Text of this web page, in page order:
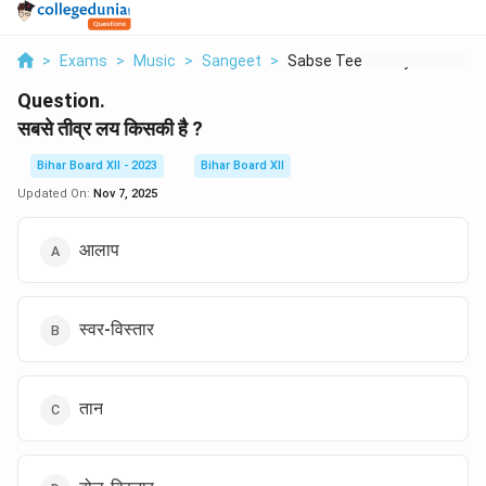
> Exams > Music > Sangeet > Sabse Teevra Lay Kis...
Question.
सबसे तीव्र लय किसकी है ?
Bihar Board XII - 2023
Bihar Board XII
Updated On: Nov 7, 2025
आलाप
स्वर-विस्तार
तान